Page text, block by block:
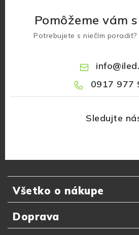
Pomôžeme vám
Potrebujete s niečím poradiť?
info@
0917 977
Všetko o nákupe
Odporúčania zákazníkov
Najčastejšie otázky
Doprava